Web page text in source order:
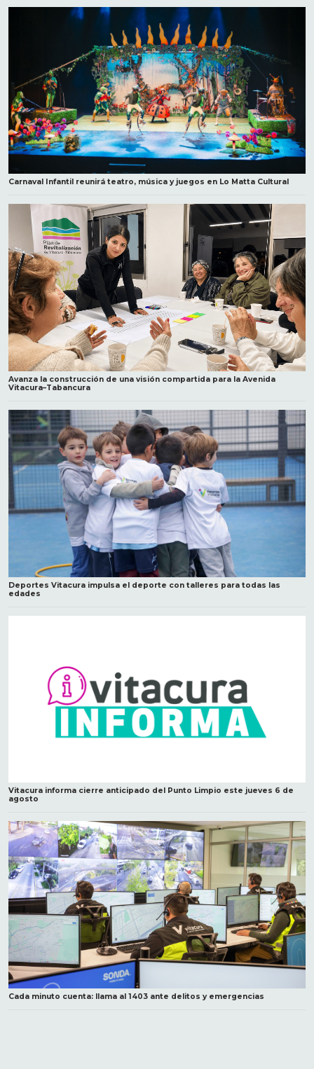
Carnaval Infantil reunirá teatro, música y juegos en Lo Matta Cultural
Avanza la construcción de una visión compartida para la Avenida
Vitacura–Tabancura
Deportes Vitacura impulsa el deporte con talleres para todas las
edades
Vitacura informa cierre anticipado del Punto Limpio este jueves 6 de
agosto
Cada minuto cuenta: llama al 1403 ante delitos y emergencias